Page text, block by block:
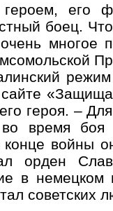
его
боец.
многое
героя. –
во время
войны
орден
в немецком
советских